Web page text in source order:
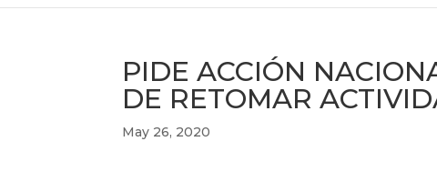
PIDE ACCIÓN
DE RETOMAR
May 26, 2020